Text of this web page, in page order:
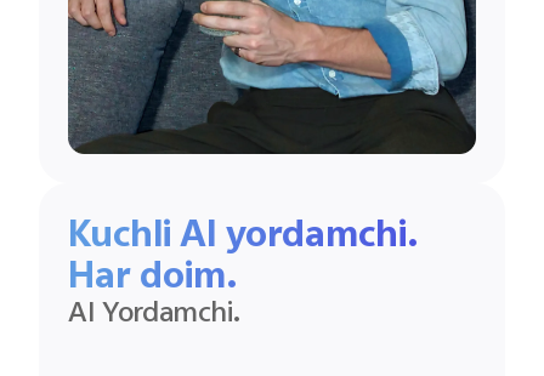
Kuchli AI yordamchi.
Har doim.
AI Yordamchi.